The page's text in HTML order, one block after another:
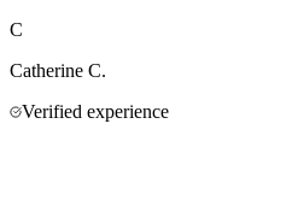
C
Catherine C.
Verified experience